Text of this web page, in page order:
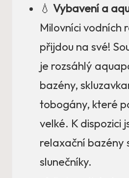
💧 Vybavení a
Milovníci vodních
přijdou na své!
je rozsáhlý
bazény,
tobogány, které
velké. K dispozici
relaxační bazény
slunečníky.